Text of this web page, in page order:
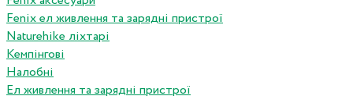
Fenix ел живлення та зарядні пристрої
Naturehike ліхтарі
Кемпінгові
Налобні
Ел живлення та зарядні пристрої